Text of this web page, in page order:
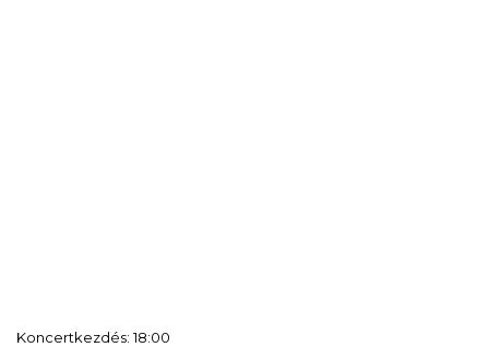
Koncertkezdés: 18:00